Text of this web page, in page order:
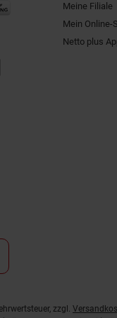
Meine Filiale
Mein Online-
Netto plus
zzgl.